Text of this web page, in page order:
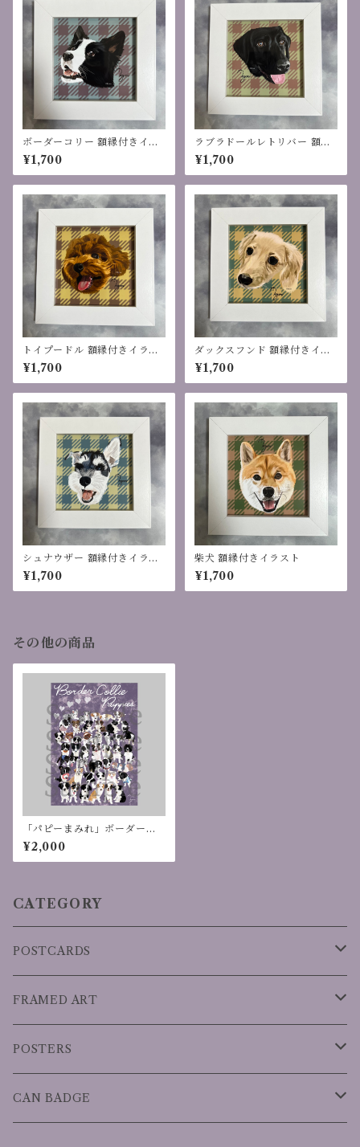
ボーダーコリー 額縁付きイラ
スト
¥1,700
ラブラドールレトリバー 額縁
付きイラスト
¥1,700
トイプードル 額縁付きイラス
ト
¥1,700
ダックスフンド 額縁付きイラ
スト
¥1,700
シュナウザー 額縁付きイラス
ト
¥1,700
柴犬 額縁付きイラスト
¥1,700
その他の商品
「パピーまみれ」ボーダーコ
リー ポスター(A2)
¥2,000
CATEGORY
POSTCARDS
DOGS
CATS
OTHERS
FRAMED ART
DOGS
POSTERS
DOGS
CAN BADGE